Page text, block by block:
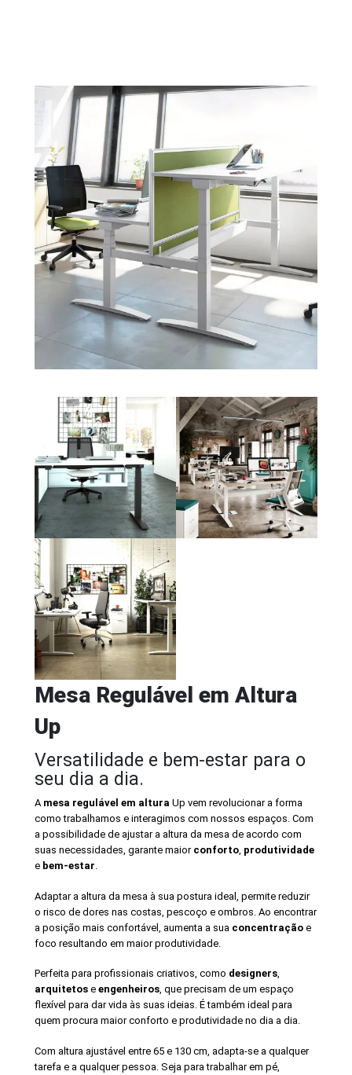
Mesa Regulável em Altura
Up
Versatilidade e bem-estar para o
seu dia a dia.
A mesa regulável em altura Up vem revolucionar a forma
como trabalhamos e interagimos com nossos espaços. Com
a possibilidade de ajustar a altura da mesa de acordo com
suas necessidades, garante maior conforto, produtividade
e bem-estar.
Adaptar a altura da mesa à sua postura ideal, permite reduzir
o risco de dores nas costas, pescoço e ombros. Ao encontrar
a posição mais confortável, aumenta a sua concentraçãoe
foco resultando em maior produtividade.
Perfeita para profissionais criativos, como designers,
arquitetose engenheiros, que precisam de um espaço
flexível para dar vida às suas ideias. É também ideal para
quem procura maior conforto e produtividade no dia a dia.
Com altura ajustável entre 65 e 130 cm, adapta-se a qualquer
tarefa e a qualquer pessoa. Seja para trabalhar em pé,